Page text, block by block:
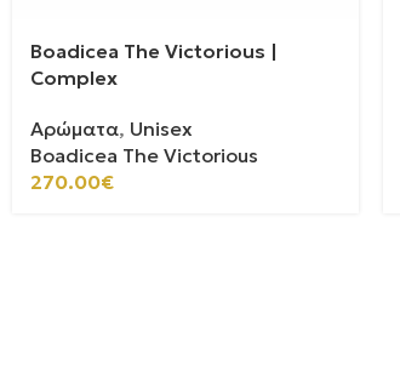
Boadicea The Victorious |
Complex
Αρώματα, Unisex
Boadicea The Victorious
270.00€